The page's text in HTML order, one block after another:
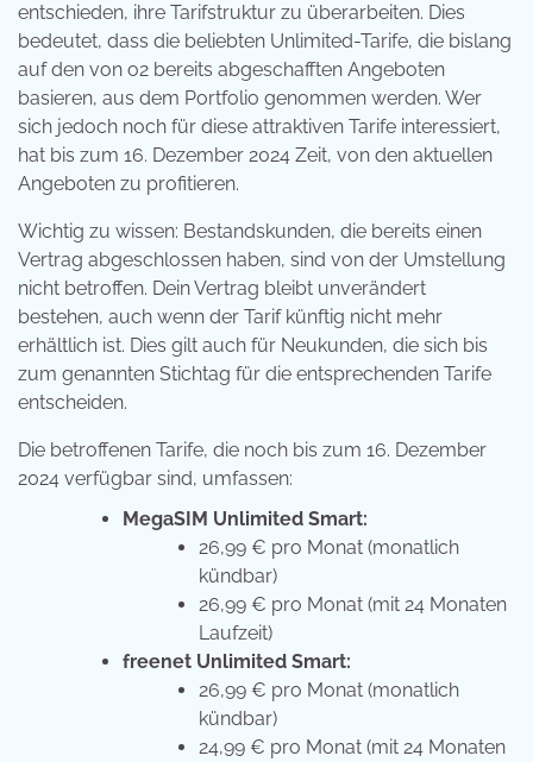
entschieden, ihre Tarifstruktur zu überarbeiten. Dies
bedeutet, dass die beliebten Unlimited-Tarife, die bislang
auf den von o2 bereits abgeschafften Angeboten
basieren, aus dem Portfolio genommen werden. Wer
sich jedoch noch für diese attraktiven Tarife interessiert,
hat bis zum 16. Dezember 2024 Zeit, von den aktuellen
Angeboten zu profitieren.
Wichtig zu wissen: Bestandskunden, die bereits einen
Vertrag abgeschlossen haben, sind von der Umstellung
nicht betroffen. Dein Vertrag bleibt unverändert
bestehen, auch wenn der Tarif künftig nicht mehr
erhältlich ist. Dies gilt auch für Neukunden, die sich bis
zum genannten Stichtag für die entsprechenden Tarife
entscheiden.
Die betroffenen Tarife, die noch bis zum 16. Dezember
2024 verfügbar sind, umfassen:
MegaSIM Unlimited Smart:
26,99 € pro Monat (monatlich
kündbar)
26,99 € pro Monat (mit 24 Monaten
Laufzeit)
freenet Unlimited Smart:
26,99 € pro Monat (monatlich
kündbar)
24,99 € pro Monat (mit 24 Monaten